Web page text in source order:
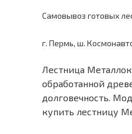
Самовывоз готовых
г. Пермь, ш.
Лестница
обработанной
долговечность.
купить лестницу